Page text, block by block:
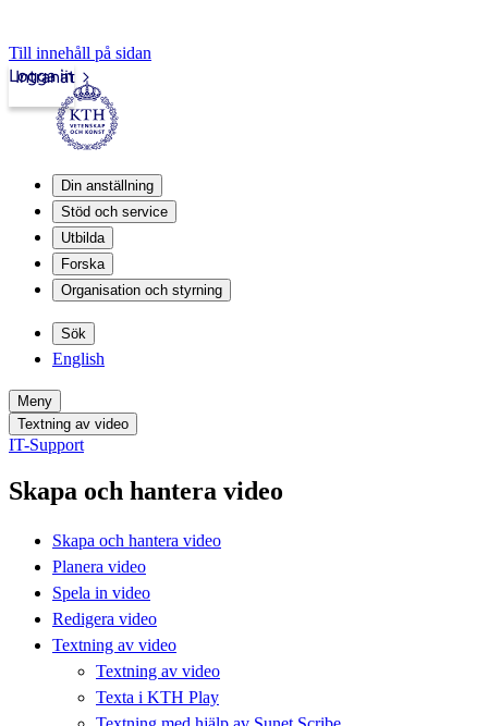
Till innehåll på sidan
Intranät
Logga in
Din anställning
Stöd och service
Utbilda
Forska
Organisation och styrning
Sök
English
Meny
Textning av video
IT-Support
Skapa och hantera video
Skapa och hantera video
Planera video
Spela in video
Redigera video
Textning av video
Textning av video
Texta i KTH Play